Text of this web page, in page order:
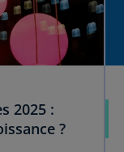
2025 :
?